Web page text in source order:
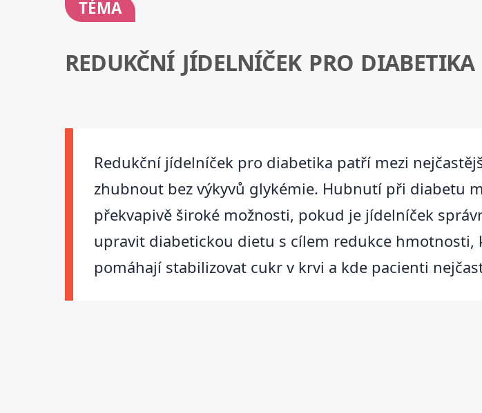
TÉMA
REDUKČNÍ JÍDELNÍČEK PRO DIABETIKA
Redukční jídelníček pro diabetika patří mezi
zhubnout bez výkyvů glykémie. Hubnutí při diabetu
překvapivě široké možnosti, pokud je jídelníček
upravit diabetickou dietu s cílem redukce
pomáhají stabilizovat cukr v krvi a kde pacienti